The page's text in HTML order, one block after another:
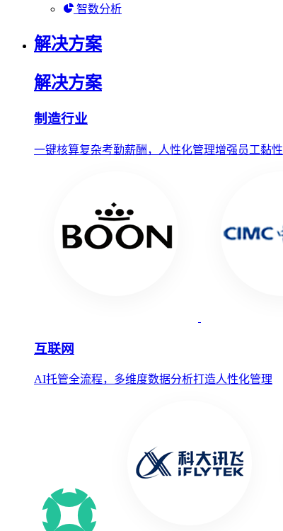
智数分析
解决方案
解决方案
制造行业
一键核算复杂考勤薪酬，人性化管理增强员工黏性
互联网
AI托管全流程，多维度数据分析打造人性化管理